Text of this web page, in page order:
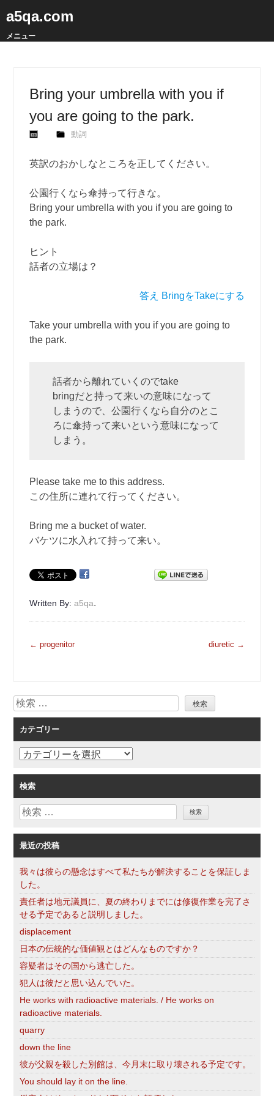
a5qa.com
メニュー
Bring your umbrella with you if
you are going to the park.
動詞
英訳のおかしなところを正してください。
公園行くなら傘持って行きな。
Bring your umbrella with you if you are going to
the park.
ヒント
話者の立場は？
答え BringをTakeにする
Take your umbrella with you if you are going to
the park.
話者から離れていくのでtake
bringだと持って来いの意味になって
しまうので、公園行くなら自分のとこ
ろに傘持って来いという意味になって
しまう。
Please take me to this address.
この住所に連れて行ってください。
Bring me a bucket of water.
バケツに水入れて持って来い。
Written By:a5qa.
投
ゲ
ー
シ
ョ
ン
← progenitor diuretic →
検
索
カテゴリー
カ
ゴ
リ
ー
検索
検
最近の投稿
我々は彼らの懸念はすべて私たちが解決することを保証しま
した。
責任者は地元議員に、夏の終わりまでには修復作業を完了さ
せる予定であると説明しました。
displacement
日本の伝統的な価値観とはどんなものですか？
容疑者はその国から逃亡した。
犯人は彼だと思い込んでいた。
He works with radioactive materials. / He works on
radioactive materials.
quarry
down the line
彼が父親を殺した別館は、今月末に取り壊される予定です。
You should lay it on the line.